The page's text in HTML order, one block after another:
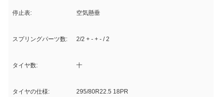
停止表: 空気懸垂
スプリングパーツ数: 2/2 + - + - / 2
タイヤ数: 十
タイヤの仕様: 295/80R22.5 18PR